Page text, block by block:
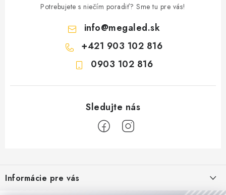
Potrebujete s niečím poradiť? Sme tu pre vás!
info@megaled.sk
+421 903 102 816
0903 102 816
pInformácie pre vás